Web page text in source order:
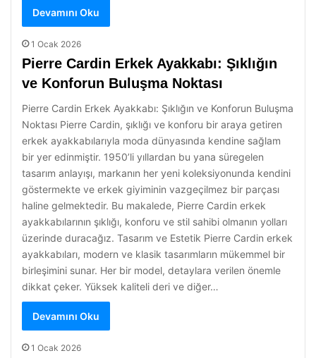
Devamını Oku
1 Ocak 2026
Pierre Cardin Erkek Ayakkabı: Şıklığın
ve Konforun Buluşma Noktası
Pierre Cardin Erkek Ayakkabı: Şıklığın ve Konforun Buluşma
Noktası Pierre Cardin, şıklığı ve konforu bir araya getiren
erkek ayakkabılarıyla moda dünyasında kendine sağlam
bir yer edinmiştir. 1950’li yıllardan bu yana süregelen
tasarım anlayışı, markanın her yeni koleksiyonunda kendini
göstermekte ve erkek giyiminin vazgeçilmez bir parçası
haline gelmektedir. Bu makalede, Pierre Cardin erkek
ayakkabılarının şıklığı, konforu ve stil sahibi olmanın yolları
üzerinde duracağız. Tasarım ve Estetik Pierre Cardin erkek
ayakkabıları, modern ve klasik tasarımların mükemmel bir
birleşimini sunar. Her bir model, detaylara verilen önemle
dikkat çeker. Yüksek kaliteli deri ve diğer…
Devamını Oku
1 Ocak 2026